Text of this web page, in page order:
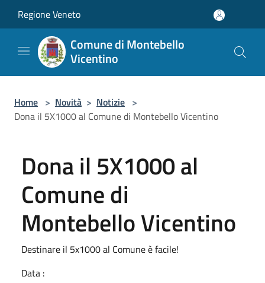
Regione Veneto
Comune di Montebello
Vicentino
Home > Novità > Notizie >
Dona il 5X1000 al Comune di Montebello Vicentino
Dona il 5X1000 al
Comune di
Montebello Vicentino
Destinare il 5x1000 al Comune è facile!
Data :